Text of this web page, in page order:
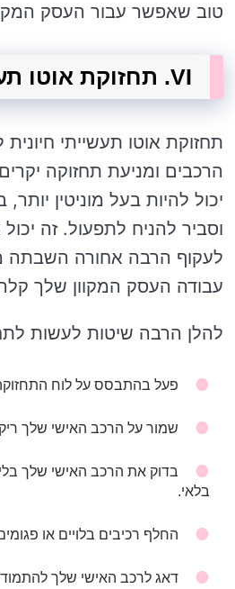
טוב שאפשר עבור העסק
VI. תחזוקת אוטו תעשייתי
תחזוקת אוטו תעשייתי
הרכבים ומניעת תחזוקה
יכול להיות בעל מוניטין
וסביר להניח לתפעול. זה יכול
לעקוף הרבה אחורה השבתה
עבודה העסק המקוון שלך
להלן הרבה שיטות לעשות
פעל בהתבסס על לוח
שמור על הרכב האישי שלך
בדוק את הרכב האישי שלך
בלאי.
החלף רכיבים בלויים או
דאג לרכב האישי שלך